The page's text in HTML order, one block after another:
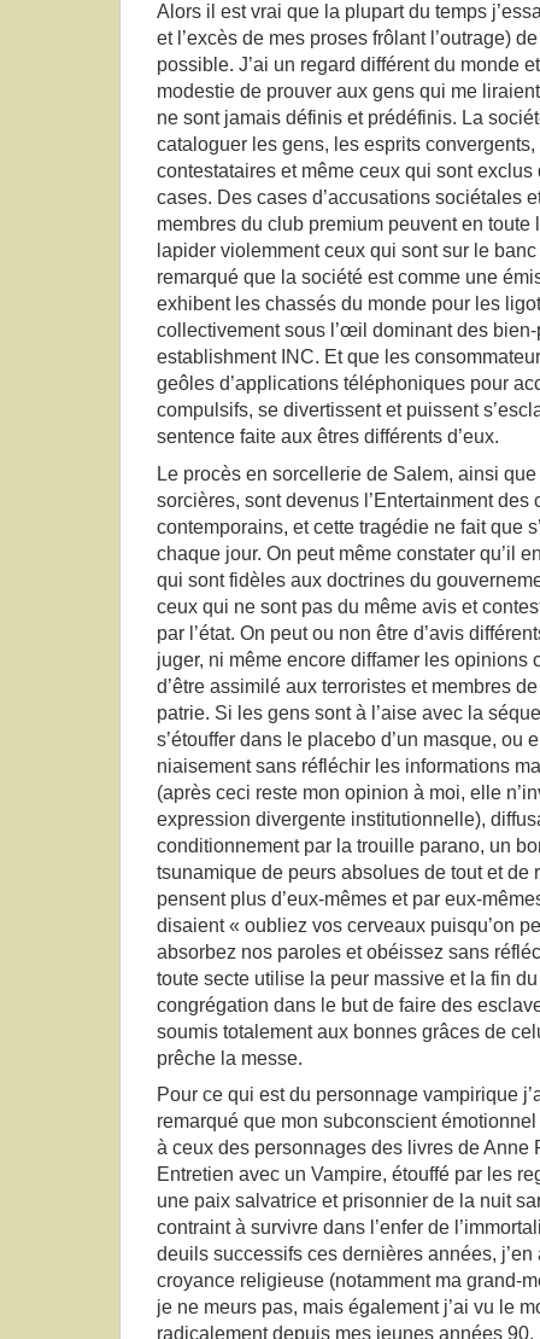
Alors il est vrai que la plupart du temps
et l’excès de mes proses frôlant l’outrage)
possible. J’ai un regard différent du monde
modestie de prouver aux gens qui me
ne sont jamais définis et prédéfinis. La
cataloguer les gens, les esprits
contestataires et même ceux qui sont exclus
cases. Des cases d’accusations sociétales
membres du club premium peuvent en toute
lapider violemment ceux qui sont sur le
remarqué que la société est comme une
exhibent les chassés du monde pour les
collectivement sous l’œil dominant des
establishment INC. Et que les
geôles d’applications téléphoniques pour
compulsifs, se divertissent et puissent
sentence faite aux êtres différents d’eux.
Le procès en sorcellerie de Salem, ainsi
sorcières, sont devenus l’Entertainment des
contemporains, et cette tragédie ne fait que
chaque jour. On peut même constater qu’il
qui sont fidèles aux doctrines du
ceux qui ne sont pas du même avis et
par l’état. On peut ou non être d’avis
juger, ni même encore diffamer les opinions
d’être assimilé aux terroristes et membres
patrie. Si les gens sont à l’aise avec la
s’étouffer dans le placebo d’un masque, ou
niaisement sans réfléchir les informations
(après ceci reste mon opinion à moi, elle
expression divergente institutionnelle),
conditionnement par la trouille parano, un
tsunamique de peurs absolues de tout et de
pensent plus d’eux-mêmes et par eux-
disaient « oubliez vos cerveaux puisqu’on
absorbez nos paroles et obéissez sans
toute secte utilise la peur massive et la fin
congrégation dans le but de faire des
soumis totalement aux bonnes grâces de
prêche la messe.
Pour ce qui est du personnage vampirique
remarqué que mon subconscient
à ceux des personnages des livres de Anne
Entretien avec un Vampire, étouffé par les
une paix salvatrice et prisonnier de la nuit
contraint à survivre dans l’enfer de
deuils successifs ces dernières années,
croyance religieuse (notamment ma grand-
je ne meurs pas, mais également j’ai vu le
radicalement depuis mes jeunes années 90.